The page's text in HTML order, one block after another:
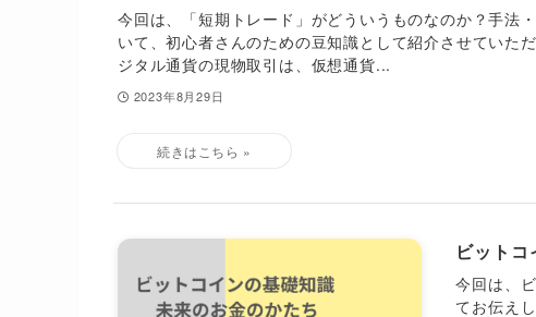
今回は、「短期トレード」がどういうものなのか？手法
いて、初心者さんのための豆知識として紹介させていた
ジタル通貨の現物取引は、仮想通貨...
2023年8月29日
ビット
今回は、
てお伝え